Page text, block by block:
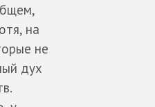
на
не
дух